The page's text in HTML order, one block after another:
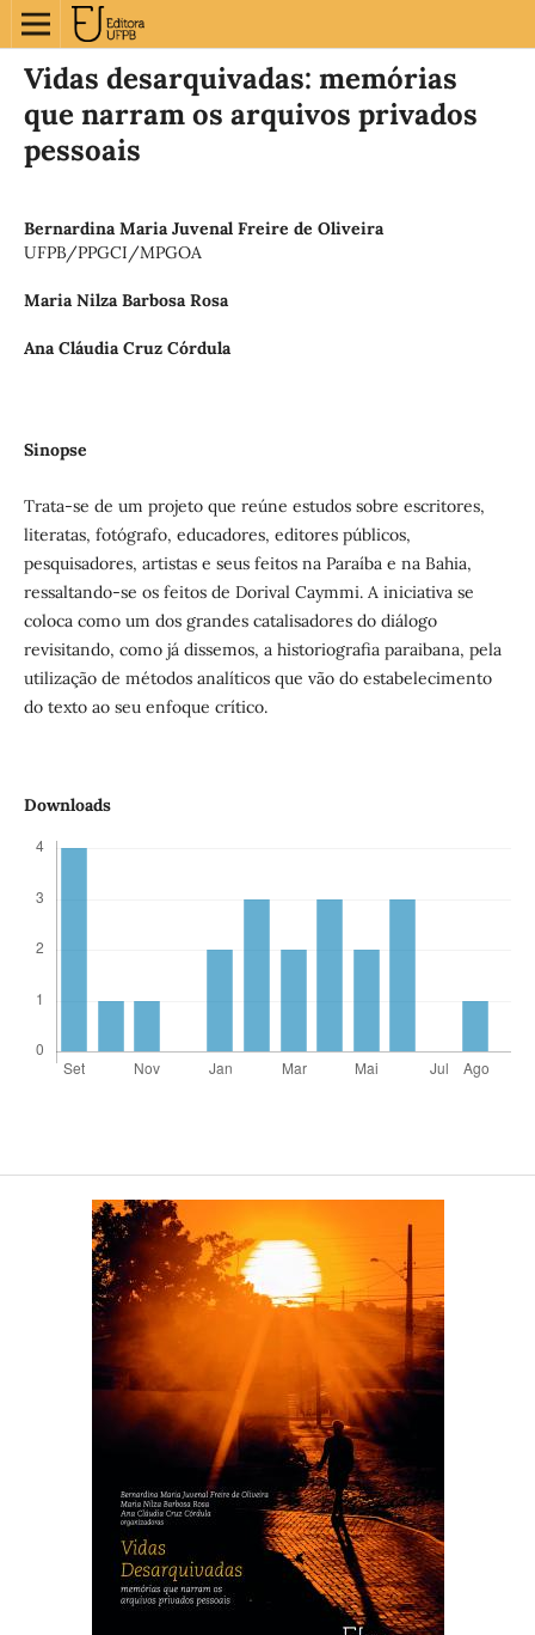
Vidas desarquivadas: memórias
que narram os arquivos privados
pessoais
Bernardina Maria Juvenal Freire de Oliveira
UFPB/PPGCI/MPGOA
Maria Nilza Barbosa Rosa
Ana Cláudia Cruz Córdula
Sinopse
Trata-se de um projeto que reúne estudos sobre escritores,
literatas, fotógrafo, educadores, editores públicos,
pesquisadores, artistas e seus feitos na Paraíba e na Bahia,
ressaltando-se os feitos de Dorival Caymmi. A iniciativa se
coloca como um dos grandes catalisadores do diálogo
revisitando, como já dissemos, a historiografia paraibana, pela
utilização de métodos analíticos que vão do estabelecimento
do texto ao seu enfoque crítico.
Downloads